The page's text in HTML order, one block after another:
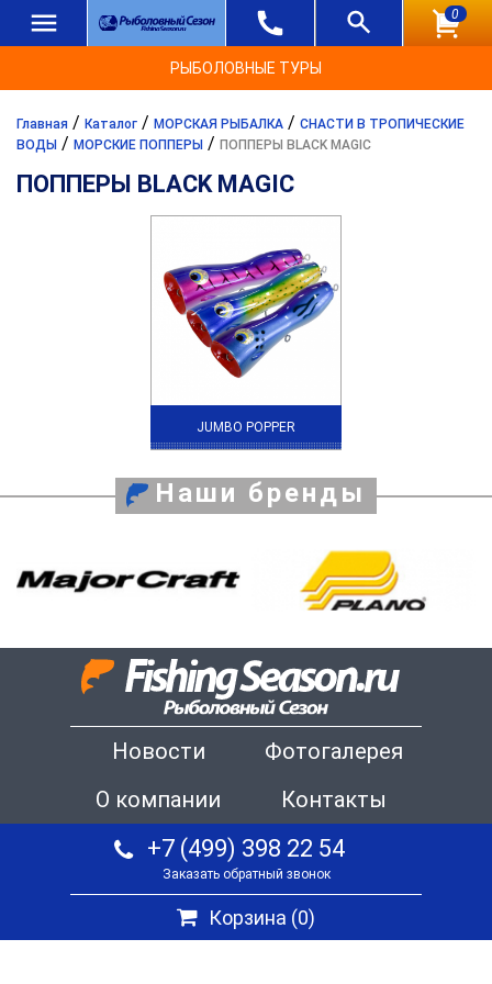
0
РЫБОЛОВНЫЕ ТУРЫ
Главная / Каталог / МОРСКАЯ РЫБАЛКА / СНАСТИ В ТРОПИЧЕСКИЕ
ВОДЫ / МОРСКИЕ ПОППЕРЫ / ПОППЕРЫ BLACK MAGIC
ПОППЕРЫ BLACK MAGIC
JUMBO POPPER
Наши бренды
Новости
Фотогалерея
О компании
Контакты
+7 (499) 398 22 54
Заказать обратный звонок
Корзина (0)